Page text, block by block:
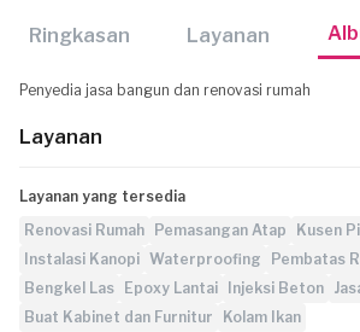
Ringkasan Layanan
Penyedia jasa bangun dan renovasi rumah
Layanan
Layanan yang tersedia
Renovasi Rumah
Pemasangan Atap
Kusen
Instalasi Kanopi Waterproofing
Pembatas
Bengkel Las
Epoxy Lantai Injeksi Beton
Buat Kabinet dan Furnitur
Kolam Ikan